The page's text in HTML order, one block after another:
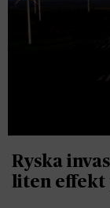
Ryska
liten effekt